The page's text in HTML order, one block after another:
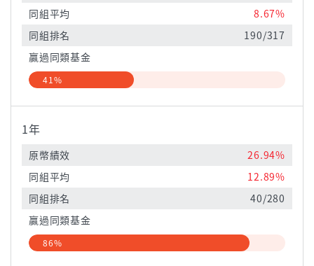
同組平均
8.67%
同組排名
190/317
贏過同類基金
41%
1年
原幣績效
26.94%
同組平均
12.89%
同組排名
40/280
贏過同類基金
86%